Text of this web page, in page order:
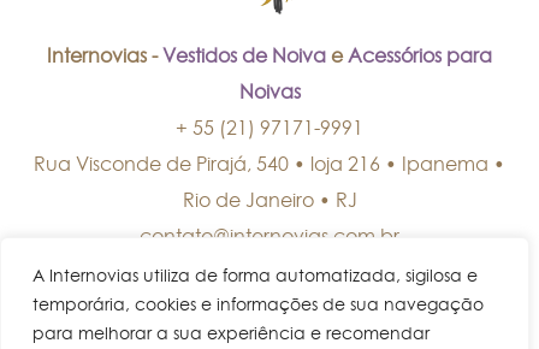
A Internovias utiliza de forma automatizada, sigilosa e
temporária, cookies e informações de sua navegação
para melhorar a sua experiência e recomendar
Internovias -Vestidos de Noiva e Acessórios para
Noivas
+ 55 (21) 97171-9991
Rua Visconde de Pirajá, 540 • loja 216 • Ipanema •
Rio de Janeiro• RJ
contato@internovias.com.br